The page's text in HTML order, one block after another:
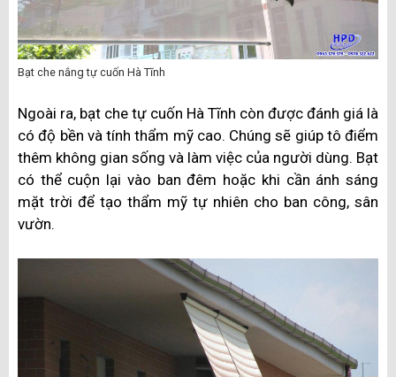
Bạt che nắng tự cuốn Hà Tĩnh
Ngoài ra, bạt che tự cuốn Hà Tĩnh còn được đánh giá là
có độ bền và tính thẩm mỹ cao. Chúng sẽ giúp tô điểm
thêm không gian sống và làm việc của người dùng. Bạt
có thể cuộn lại vào ban đêm hoặc khi cần ánh sáng
mặt trời để tạo thẩm mỹ tự nhiên cho ban công, sân
vườn.